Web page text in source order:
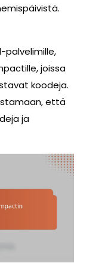
palvelimille,
joissa
koodeja.
että
ja